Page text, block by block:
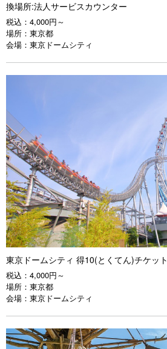
換場所:法人サービスカウンター
税込： 4,000円～
場所： 東京都
会場： 東京ドームシティ
東京ドームシティ 得10(とくてん)チケット
税込： 4,000円～
場所： 東京都
会場： 東京ドームシティ